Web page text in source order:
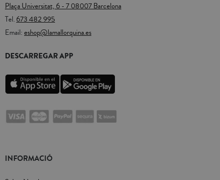
Plaça Universitat, 6 - 7 08007 Barcelona
Tel.673 482 995
Email:eshop@lamallorquina.es
DESCARREGAR APP
INFORMACIÓ